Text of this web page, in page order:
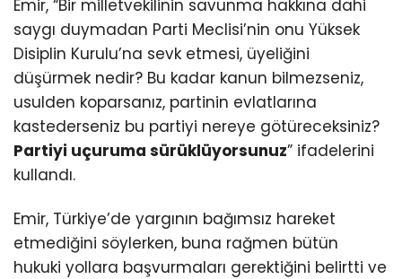
Emir, “Bir milletvekilinin savunma hakkına dahi
saygı duymadan Parti Meclisi’nin onu Yüksek
Disiplin Kurulu’na sevk etmesi, üyeliğini
düşürmek nedir? Bu kadar kanun bilmezseniz,
usulden koparsanız, partinin evlatlarına
kastederseniz bu partiyi nereye götüreceksiniz?
Partiyi uçuruma sürüklüyorsunuz” ifadelerini
kullandı.
Emir, Türkiye’de yargının bağımsız hareket
etmediğini söylerken, buna rağmen bütün
hukuki yollara başvurmaları gerektiğini belirtti ve